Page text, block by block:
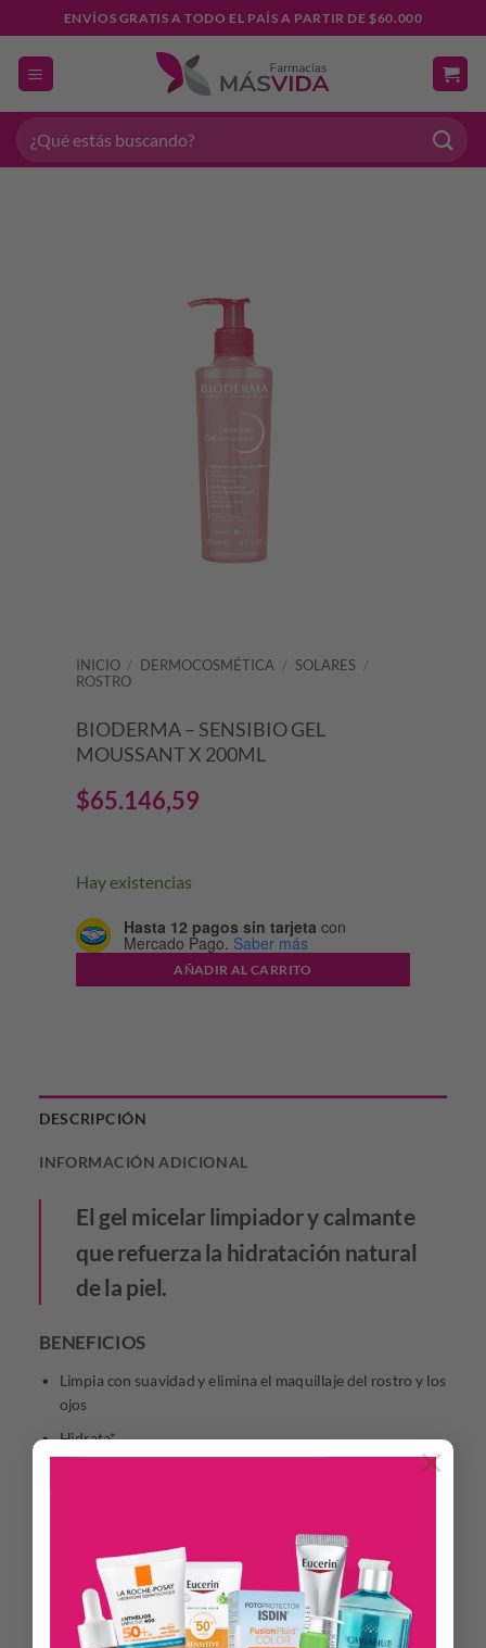
×
al
contenido
ENVÍOS GRATIS A TODO EL PAÍS A PARTIR DE $60.000
Buscar
por:
INICIO / DERMOCOSMÉTICA / SOLARES /
ROSTRO
BIODERMA – SENSIBIO GEL
MOUSSANT X 200ML
$65.146,59
Hay existencias
Hasta 12 pagos sin tarjeta con
Mercado Pago. Saber más
AÑADIR AL CARRITO
DESCRIPCIÓN
INFORMACIÓN ADICIONAL
El gel micelar limpiador y calmante
que refuerza la hidratación natural
de la piel.
BENEFICIOS
Limpia con suavidad y elimina el maquillaje del rostro y los
ojos
Hidrata*
comedogénico – Sin jabón – Sin perfume – pH fisiológico
DESCRIPCIÓN
El exclusivo complejo DAFes una asociación de ingredientes
activos que refuerzan el umbral de tolerancia de todas las